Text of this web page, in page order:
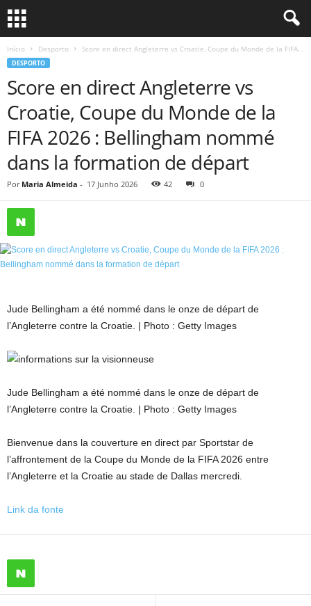
Início Desporto Score en direct Angleterre vs Croatie, Coupe du Monde de la FIFA...
DESPORTO
Score en direct Angleterre vs
Croatie, Coupe du Monde de la
FIFA 2026 : Bellingham nommé
dans la formation de départ
Por Maria Almeida - 17 Junho 2026 42 0
Jude Bellingham a été nommé dans le onze de départ de
l’Angleterre contre la Croatie. | Photo : Getty Images
Jude Bellingham a été nommé dans le onze de départ de
l’Angleterre contre la Croatie. | Photo : Getty Images
Bienvenue dans la couverture en direct par Sportstar de
l’affrontement de la Coupe du Monde de la FIFA 2026 entre
l’Angleterre et la Croatie au stade de Dallas mercredi.
Link da fonte